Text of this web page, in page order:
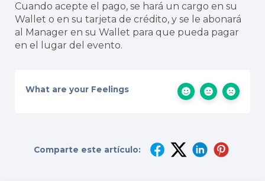
Cuando acepte el pago, se hará un cargo en su
Wallet o en su tarjeta de crédito, y se le abonará
al Manager en su Wallet para que pueda pagar
en el lugar del evento.
What are your Feelings
Comparte este artículo: